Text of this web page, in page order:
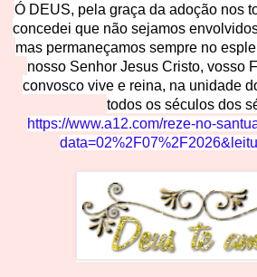
Ó DEUS, pela graça da adoção nos
concedei que não sejamos
mas permaneçamos sempre no
nosso Senhor Jesus Cristo, vosso
convosco vive e reina, na unidade
todos os séculos dos
https://www.a12.com/reze-no-